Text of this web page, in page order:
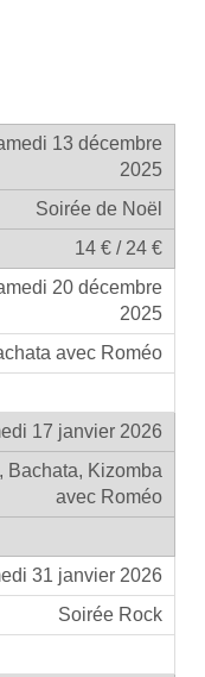
13 décembre
2025
Soirée de Noël
14 € / 24 €
20 décembre
2025
avec Roméo
17 janvier 2026
Bachata, Kizomba
avec Roméo
31 janvier 2026
Soirée Rock